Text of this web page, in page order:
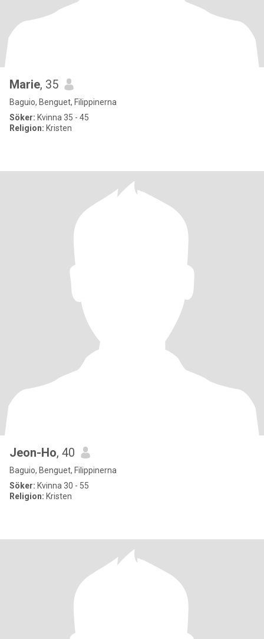
Marie, 35
Baguio, Benguet, Filippinerna
Söker: Kvinna 35 - 45
Religion: Kristen
Jeon-Ho, 40
Baguio, Benguet, Filippinerna
Söker: Kvinna 30 - 55
Religion: Kristen